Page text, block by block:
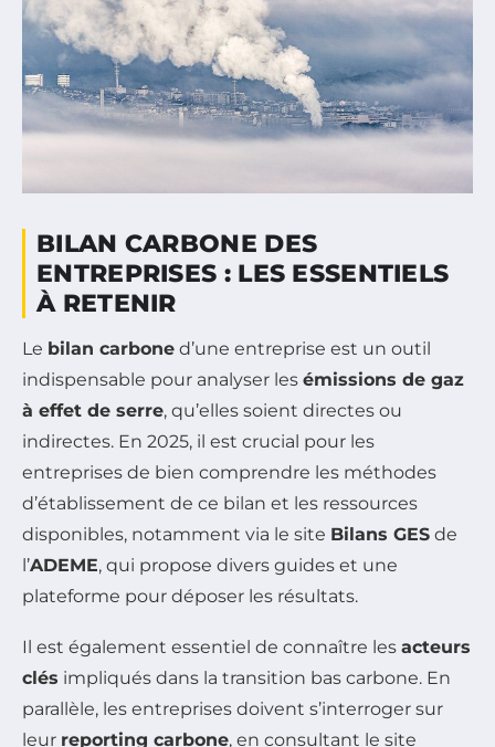
BILAN CARBONE DES
ENTREPRISES : LES ESSENTIELS
À RETENIR
Le bilan carbone d’une entreprise est un outil
indispensable pour analyser les émissions de gaz
à effet de serre, qu’elles soient directes ou
indirectes. En 2025, il est crucial pour les
entreprises de bien comprendre les méthodes
d’établissement de ce bilan et les ressources
disponibles, notamment via le site Bilans GES de
l’ADEME, qui propose divers guides et une
plateforme pour déposer les résultats.
Il est également essentiel de connaître les acteurs
clés impliqués dans la transition bas carbone. En
parallèle, les entreprises doivent s’interroger sur
leur reporting carbone, en consultant le site